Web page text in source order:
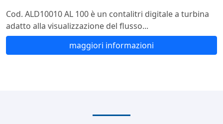
Cod. ALD10010 AL 100 è un contalitri digitale a turbina
adatto alla visualizzazione del flusso...
maggiori informazioni